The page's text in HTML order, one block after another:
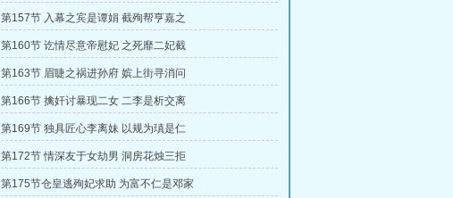
第157节 入幕之宾是谭娟 截殉帮亨嘉之
第160节 讫情尽意帝慰妃 之死靡二妃截
第163节 眉睫之祸进孙府 嫔上街寻消问
第166节 擒奸讨暴现二女 二李是析交离
第169节 独具匠心李离妹 以规为瑱是仁
第172节 情深友于女劫男 洞房花烛三拒
第175节仓皇逃殉妃求助 为富不仁是邓家